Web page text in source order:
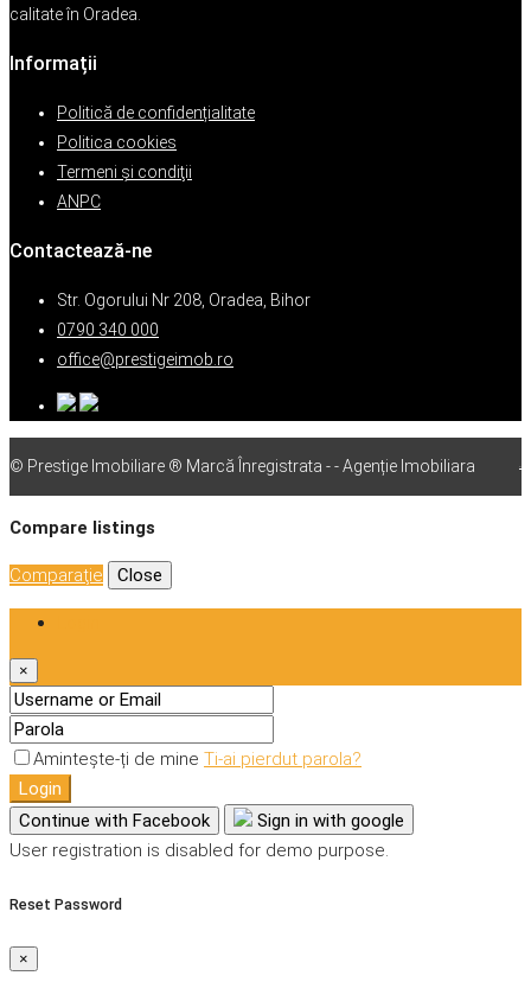
calitate în Oradea.
Informații
Politică de confidențialitate
Politica cookies
Termeni şi condiţii
ANPC
Contactează-ne
Str. Ogorului Nr 208, Oradea, Bihor
0790 340 000
office@prestigeimob.ro
© Prestige Imobiliare ® Marcă Înregistrata - - Agenție Imobiliara
Compare listings
Comparaţie Close
×
Amintește-ți de mine Ti-ai pierdut parola?
Login
Continue with Facebook
Sign in with google
User registration is disabled for demo purpose.
Reset Password
×